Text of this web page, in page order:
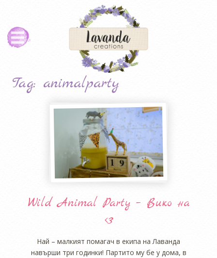
Tag: animalparty
Wild Animal Party – Вико на
<3
Най – малкият помагач в екипа на Лаванда
навърши три годинки! Партито му бе у дома, в